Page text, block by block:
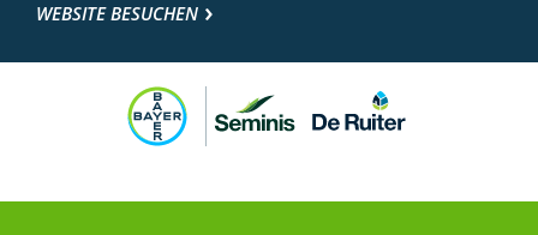
WEBSITE BESUCHEN